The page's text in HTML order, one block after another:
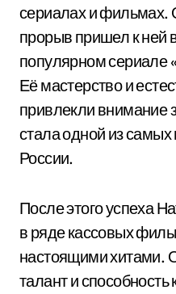
сериалах и фильмах.
прорыв пришел к ней
популярном сериале
Её мастерство и
привлекли внимание
стала одной из
России.
После этого успеха
в ряде кассовых
настоящими хитами.
талант и способность